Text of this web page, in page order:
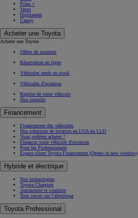
Prius +
Verso
Highlander
Camry
Acheter une Toyota
Acheter une Toyota
Offres du moment
Réservation en ligne
Véhicules neufs en stock
Véhicules d'occasion
Reprise de votre véhicule
Nos conseils
Financement
Financement des véhicules
Nos solutions de location en LOA ou LLD
Vous préférez acheter ?
Financez votre véhicule d'occasion
Pour les Professionnels
Espace client Toyota Financement (Opens in new window)
Hybride et électrique
Nos technologies
Toyota Charging
Autonomie et conduite
Tout savoir sur l’électrique
Toyota Professional